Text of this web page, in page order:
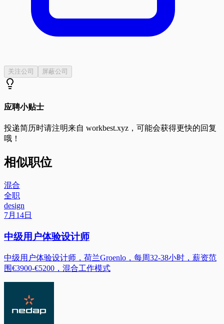
关注公司 屏蔽公司
应聘小贴士
投递简历时请注明来自 workbest.xyz ，可能会获得更快的回复
哦！
相似职位
混合
全职
design
7月14日
中级用户体验设计师
中级用户体验设计师，荷兰Groenlo，每周32-38小时，薪资范
围€3900-€5200，混合工作模式